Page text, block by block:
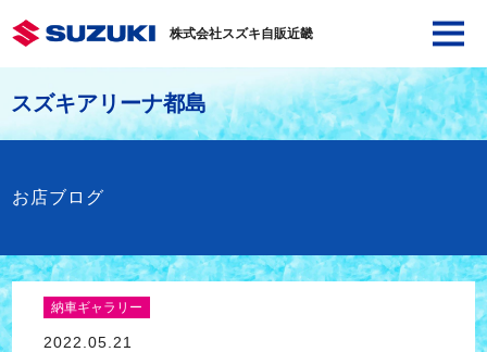
株式会社スズキ自販近畿
スズキアリーナ都島
お店ブログ
納車ギャラリー
2022.05.21